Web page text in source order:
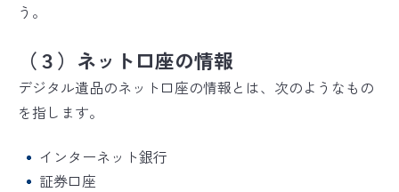
う。
（３）ネット口座の情報
デジタル遺品のネット口座の情報とは、次のようなもの
を指します。
インターネット銀行
証券口座